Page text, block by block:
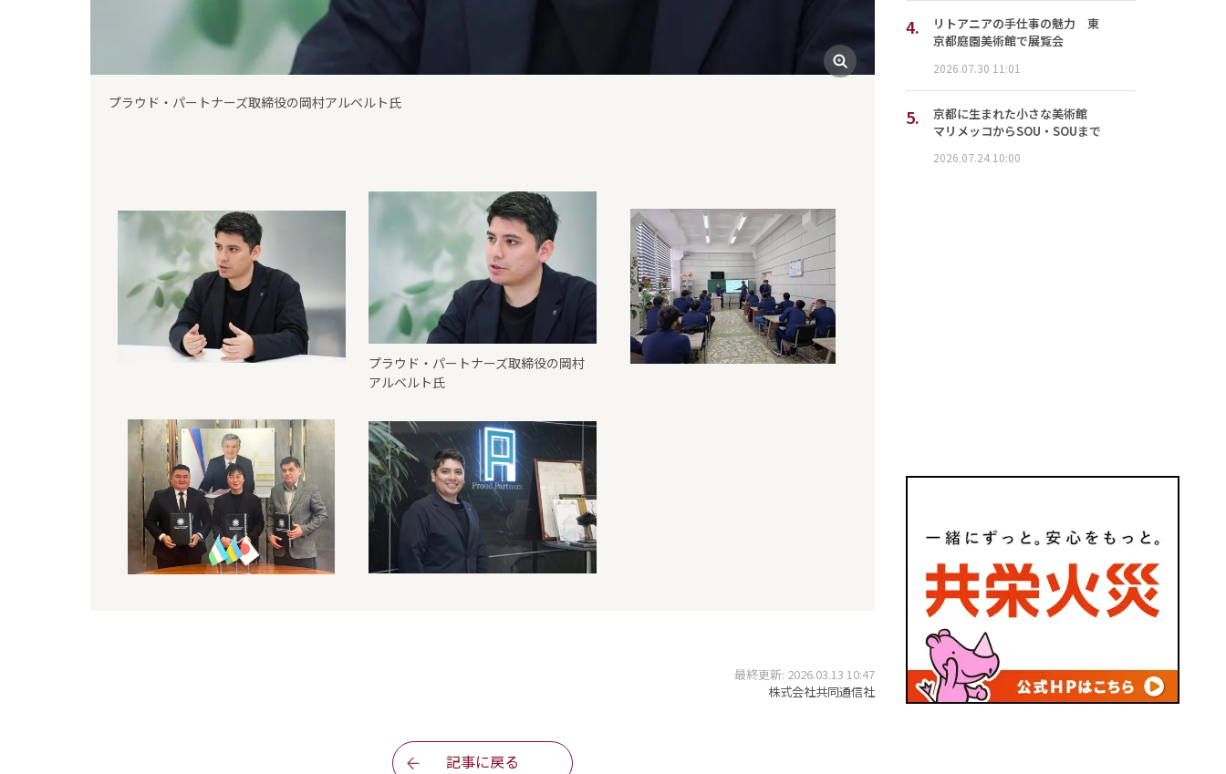
プラウド・パートナーズ取締役の岡村アルベルト氏
プラウド・パートナーズ取締役の岡村
アルベルト氏
最終更新: 2026.03.13 10:47
株式会社共同通信社
記事に戻る
4.
リトアニアの手仕事の魅力 東
京都庭園美術館で展覧会
2026.07.30 11:01
5.
京都に生まれた小さな美術館
マリメッコからSOU・SOUまで
2026.07.24 10:00